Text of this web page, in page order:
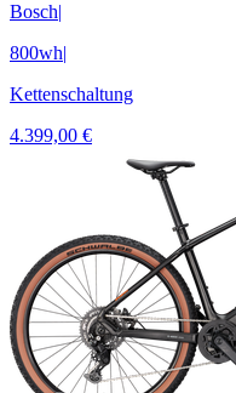
Bosch|
800wh|
Kettenschaltung
4.399,00 €